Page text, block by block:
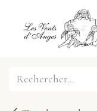
Se rendre au contenu